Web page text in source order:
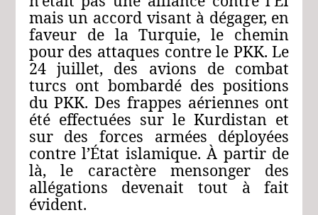
mais un accord visant à dégager, en
faveur de la Turquie, le chemin
pour des attaques contre le PKK. Le
24 juillet, des avions de combat
turcs ont bombardé des positions
du PKK. Des frappes aériennes ont
été effectuées sur le Kurdistan et
sur des forces armées déployées
contre l’État islamique. À partir de
là, le caractère mensonger des
allégations devenait tout à fait
évident.